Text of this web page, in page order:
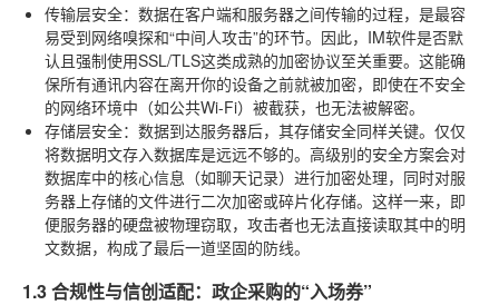
传输层安全：数据在客户端和服务器之间传输的过程，是最容
易受到网络嗅探和“中间人攻击”的环节。因此，IM软件是否默
认且强制使用SSL/TLS这类成熟的加密协议至关重要。这能确
保所有通讯内容在离开你的设备之前就被加密，即使在不安全
的网络环境中（如公共Wi-Fi）被截获，也无法被解密。
存储层安全：数据到达服务器后，其存储安全同样关键。仅仅
将数据明文存入数据库是远远不够的。高级别的安全方案会对
数据库中的核心信息（如聊天记录）进行加密处理，同时对服
务器上存储的文件进行二次加密或碎片化存储。这样一来，即
便服务器的硬盘被物理窃取，攻击者也无法直接读取其中的明
文数据，构成了最后一道坚固的防线。
1.3 合规性与信创适配：政企采购的“入场券”